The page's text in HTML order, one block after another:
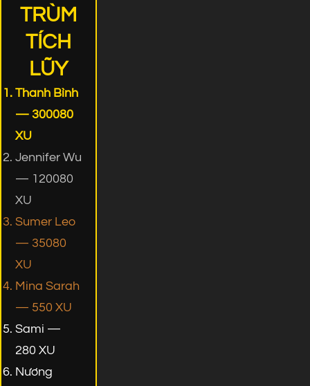
TRÙM
TÍCH
LŨY
Thanh Bình
— 300080
XU
Jennifer Wu
— 120080
XU
Sumer Leo
— 35080
XU
Mina Sarah
— 550 XU
Sami —
280 XU
Nương